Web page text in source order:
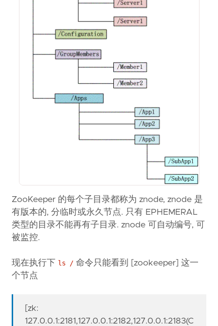
ZooKeeper 的每个子目录都称为 znode, znode 是
有版本的, 分临时或永久节点. 只有 EPHEMERAL
类型的目录不能再有子目录. znode 可自动编号, 可
被监控.
现在执行下 ls / 命令只能看到 [zookeeper] 这一
个节点
[zk:
127.0.0.1:2181,127.0.0.1:2182,127.0.0.1:2183(C